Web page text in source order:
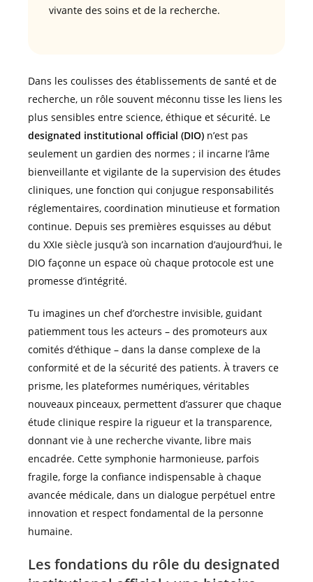
vivante des soins et de la recherche.
Dans les coulisses des établissements de santé et de
recherche, un rôle souvent méconnu tisse les liens les
plus sensibles entre science, éthique et sécurité. Le
designated institutional official (DIO) n’est pas
seulement un gardien des normes ; il incarne l’âme
bienveillante et vigilante de la supervision des études
cliniques, une fonction qui conjugue responsabilités
réglementaires, coordination minutieuse et formation
continue. Depuis ses premières esquisses au début
du XXIe siècle jusqu’à son incarnation d’aujourd’hui, le
DIO façonne un espace où chaque protocole est une
promesse d’intégrité.
Tu imagines un chef d’orchestre invisible, guidant
patiemment tous les acteurs – des promoteurs aux
comités d’éthique – dans la danse complexe de la
conformité et de la sécurité des patients. À travers ce
prisme, les plateformes numériques, véritables
nouveaux pinceaux, permettent d’assurer que chaque
étude clinique respire la rigueur et la transparence,
donnant vie à une recherche vivante, libre mais
encadrée. Cette symphonie harmonieuse, parfois
fragile, forge la confiance indispensable à chaque
avancée médicale, dans un dialogue perpétuel entre
innovation et respect fondamental de la personne
humaine.
Les fondations du rôle du designated